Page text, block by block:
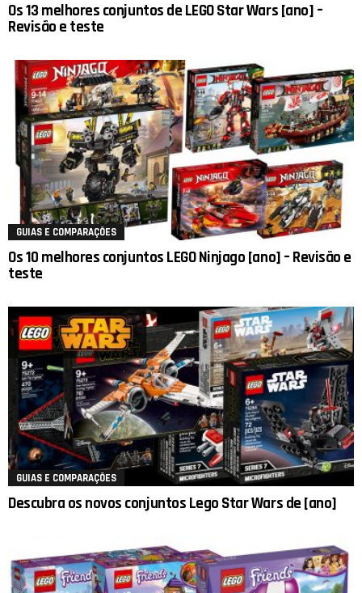
Os 13 melhores conjuntos de LEGO Star Wars [ano] –
Revisão e teste
GUIAS E COMPARAÇÕES
Os 10 melhores conjuntos LEGO Ninjago [ano] – Revisão e
teste
GUIAS E COMPARAÇÕES
Descubra os novos conjuntos Lego Star Wars de [ano]